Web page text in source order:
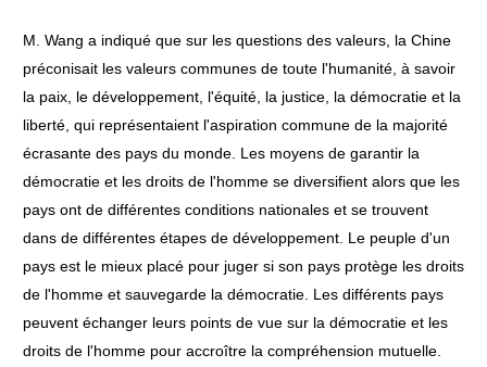
M. Wang a indiqué que sur les questions des valeurs, la Chine
préconisait les valeurs communes de toute l'humanité, à savoir
la paix, le développement, l'équité, la justice, la démocratie et la
liberté, qui représentaient l'aspiration commune de la majorité
écrasante des pays du monde. Les moyens de garantir la
démocratie et les droits de l'homme se diversifient alors que les
pays ont de différentes conditions nationales et se trouvent
dans de différentes étapes de développement. Le peuple d'un
pays est le mieux placé pour juger si son pays protège les droits
de l'homme et sauvegarde la démocratie. Les différents pays
peuvent échanger leurs points de vue sur la démocratie et les
droits de l'homme pour accroître la compréhension mutuelle.